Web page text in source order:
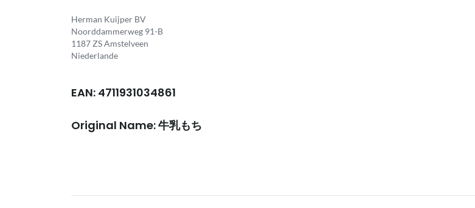
Herman Kuijper BV
Noorddammerweg 91-B
1187 ZS Amstelveen
Niederlande
EAN: 4711931034861
Original Name: 牛乳もち